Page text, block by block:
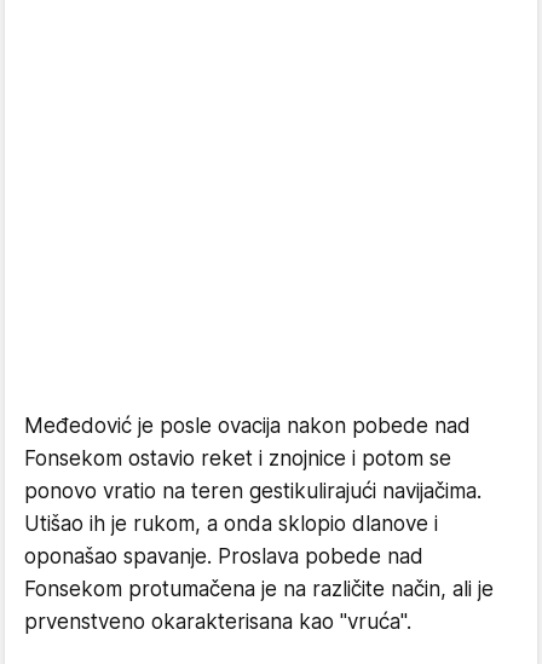
Međedović je posle ovacija nakon pobede nad
Fonsekom ostavio reket i znojnice i potom se
ponovo vratio na teren gestikulirajući navijačima.
Utišao ih je rukom, a onda sklopio dlanove i
oponašao spavanje. Proslava pobede nad
Fonsekom protumačena je na različite način, ali je
prvenstveno okarakterisana kao "vruća".